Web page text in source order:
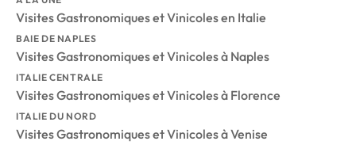
Visites Gastronomiques et Vinicoles en Italie
BAIE DE NAPLES
Visites Gastronomiques et Vinicoles à Naples
ITALIE CENTRALE
Visites Gastronomiques et Vinicoles à Florence
ITALIE DU NORD
Visites Gastronomiques et Vinicoles à Venise